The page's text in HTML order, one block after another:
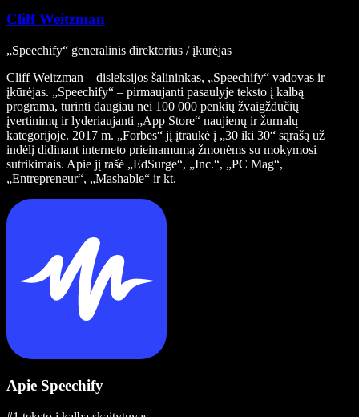
Cliff Weitzman
„Speechify“ generalinis direktorius / įkūrėjas
Cliff Weitzman – disleksijos šalininkas, „Speechify“ vadovas ir
įkūrėjas. „Speechify“ – pirmaujanti pasaulyje teksto į kalbą
programa, turinti daugiau nei 100 000 penkių žvaigždučių
įvertinimų ir lyderiaujanti „App Store“ naujienų ir žurnalų
kategorijoje. 2017 m. „Forbes“ jį įtraukė į „30 iki 30“ sąrašą už
indėlį didinant interneto prieinamumą žmonėms su mokymosi
sutrikimais. Apie jį rašė „EdSurge“, „Inc.“, „PC Mag“,
„Entrepreneur“, „Mashable“ ir kt.
Apie Speechify